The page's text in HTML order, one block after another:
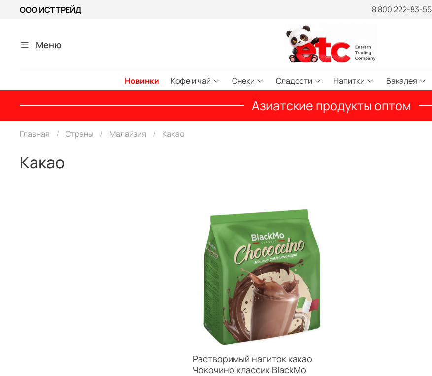
ООО ИСТТРЕЙД 8 800 222-83-55
Меню
Новинки Кофе и чай Снеки Сладости Напитки Бакалея
Азиатские продукты оптом
Главная Страны Малайзия Какао
Какао
Растворимый напиток какао
Чокочино классик BlackMo